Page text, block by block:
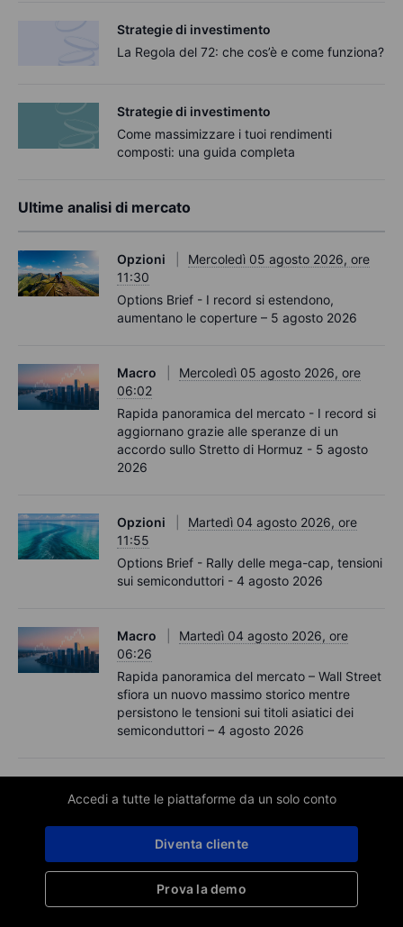
Strategie di investimento
La Regola del 72: che cos’è e come funziona?
Strategie di investimento
Come massimizzare i tuoi rendimenti
composti: una guida completa
Ultime analisi di mercato
Opzioni
Mercoledì 05 agosto 2026, ore
11:30
Options Brief - I record si estendono,
aumentano le coperture – 5 agosto 2026
Macro
Mercoledì 05 agosto 2026, ore
06:02
Rapida panoramica del mercato - I record si
aggiornano grazie alle speranze di un
accordo sullo Stretto di Hormuz - 5 agosto
2026
Opzioni
Martedì 04 agosto 2026, ore
11:55
Options Brief - Rally delle mega-cap, tensioni
sui semiconduttori - 4 agosto 2026
Macro
Martedì 04 agosto 2026, ore
06:26
Rapida panoramica del mercato – Wall Street
sfiora un nuovo massimo storico mentre
persistono le tensioni sui titoli asiatici dei
semiconduttori – 4 agosto 2026
Accedi a tutte le piattaforme da un solo conto
Prova la demo
Diventa cliente